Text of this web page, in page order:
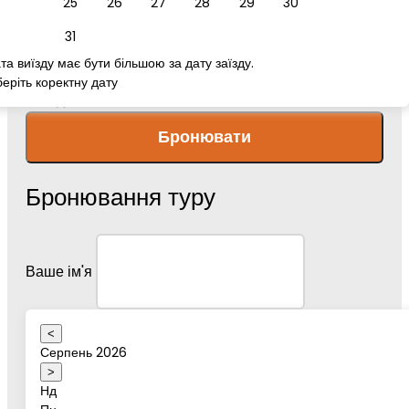
31
виїзду має бути більшою за дату заїзду.
коректну дату
Бронювати
Бронювання туру
Ваше ім'я
<
Серпень 2026
>
Нд
Дата туру